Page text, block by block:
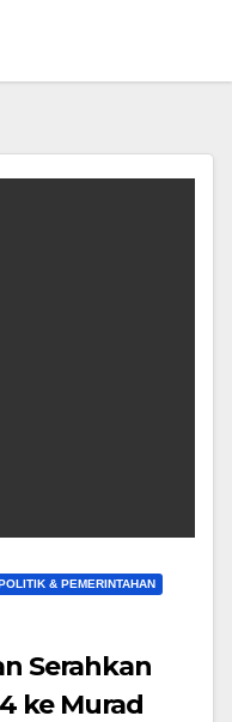
& PEMERINTAHAN
Serahkan
ke Murad